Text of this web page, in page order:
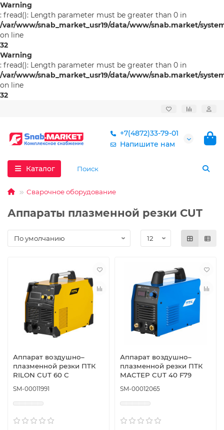
Warning
: fread(): Length parameter must be greater than 0 in
/var/www/snab_market_usr19/data/www/snab.market/
on line
32
Warning
: fread(): Length parameter must be greater than 0 in
/var/www/snab_market_usr19/data/www/snab.market/
on line
32
+7(4872)33-79-01
Напишите нам
Каталог
Сварочное оборудование
Аппараты плазменной резки CUT
Аппарат воздушно–
плазменной резки ПТК
RILON CUT 60 С
SM-00011991
Аппарат воздушно–
плазменной резки ПТК
МАСТЕР CUT 40 F79
SM-00012065